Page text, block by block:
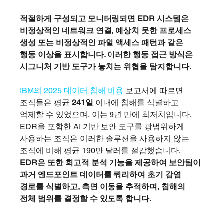
적절하게 구성되고 모니터링되면 EDR 시스템은
비정상적인 네트워크 연결, 예상치 못한 프로세스
생성 또는 비정상적인 파일 액세스 패턴과 같은
행동 이상을 표시합니다. 이러한 행동 접근 방식은
시그니처 기반 도구가 놓치는 위협을 탐지합니다.
IBM의 2025 데이터 침해 비용 보고서에 따르면
조직들은 평균 241일 이내에 침해를 식별하고
억제할 수 있었으며, 이는 9년 만에 최저치입니다.
EDR을 포함한 AI 기반 보안 도구를 광범위하게
사용하는 조직은 이러한 솔루션을 사용하지 않는
조직에 비해 평균 190만 달러를 절감했습니다.
EDR은 또한 회고적 분석 기능을 제공하여 보안팀이
과거 엔드포인트 데이터를 쿼리하여 초기 감염
경로를 식별하고, 측면 이동을 추적하며, 침해의
전체 범위를 결정할 수 있도록 합니다.